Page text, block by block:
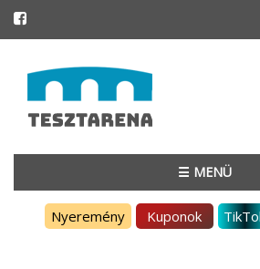
to
content
☰ MENÜ
Nyeremény Kuponok